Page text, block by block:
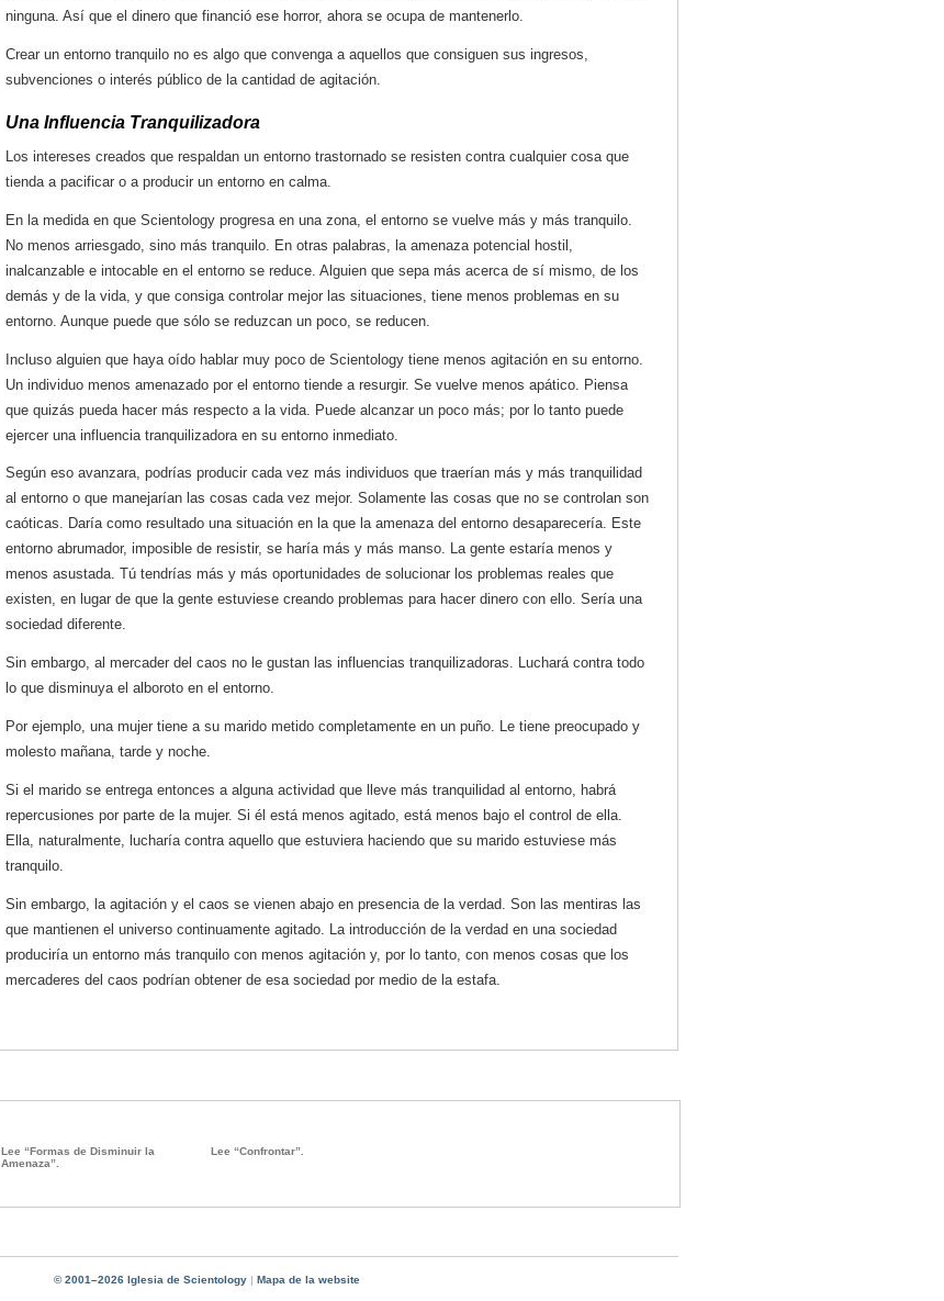
ninguna. Así que el dinero que financió ese horror, ahora se ocupa de mantenerlo.
Crear un entorno tranquilo no es algo que convenga a aquellos que consiguen sus ingresos,
subvenciones o interés público de la cantidad de agitación.
Una Influencia Tranquilizadora
Los intereses creados que respaldan un entorno trastornado se resisten contra cualquier cosa que
tienda a pacificar o a producir un entorno en calma.
En la medida en que Scientology progresa en una zona, el entorno se vuelve más y más tranquilo.
No menos arriesgado, sino más tranquilo. En otras palabras, la amenaza potencial hostil,
inalcanzable e intocable en el entorno se reduce. Alguien que sepa más acerca de sí mismo, de los
demás y de la vida, y que consiga controlar mejor las situaciones, tiene menos problemas en su
entorno. Aunque puede que sólo se reduzcan un poco, se reducen.
Incluso alguien que haya oído hablar muy poco de Scientology tiene menos agitación en su entorno.
Un individuo menos amenazado por el entorno tiende a resurgir. Se vuelve menos apático. Piensa
que quizás pueda hacer más respecto a la vida. Puede alcanzar un poco más; por lo tanto puede
ejercer una influencia tranquilizadora en su entorno inmediato.
Según eso avanzara, podrías producir cada vez más individuos que traerían más y más tranquilidad
al entorno o que manejarían las cosas cada vez mejor. Solamente las cosas que no se controlan son
caóticas. Daría como resultado una situación en la que la amenaza del entorno desaparecería. Este
entorno abrumador, imposible de resistir, se haría más y más manso. La gente estaría menos y
menos asustada. Tú tendrías más y más oportunidades de solucionar los problemas reales que
existen, en lugar de que la gente estuviese creando problemas para hacer dinero con ello. Sería una
sociedad diferente.
Sin embargo, al mercader del caos no le gustan las influencias tranquilizadoras. Luchará contra todo
lo que disminuya el alboroto en el entorno.
Por ejemplo, una mujer tiene a su marido metido completamente en un puño. Le tiene preocupado y
molesto mañana, tarde y noche.
Si el marido se entrega entonces a alguna actividad que lleve más tranquilidad al entorno, habrá
repercusiones por parte de la mujer. Si él está menos agitado, está menos bajo el control de ella.
Ella, naturalmente, lucharía contra aquello que estuviera haciendo que su marido estuviese más
tranquilo.
Sin embargo, la agitación y el caos se vienen abajo en presencia de la verdad. Son las mentiras las
que mantienen el universo continuamente agitado. La introducción de la verdad en una sociedad
produciría un entorno más tranquilo con menos agitación y, por lo tanto, con menos cosas que los
mercaderes del caos podrían obtener de esa sociedad por medio de la estafa.
Lee “Formas de Disminuir la
Amenaza”.
Lee “Confrontar”.
© 2001–2026 Iglesia de Scientology| Mapa de la website